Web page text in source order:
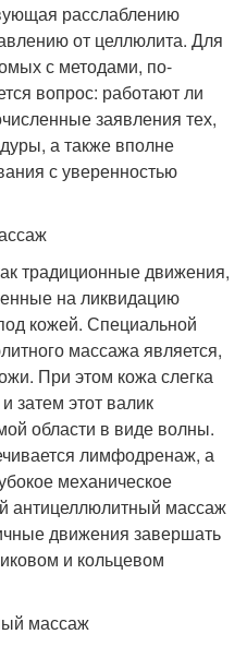
расслаблению
от целлюлита. Для
с методами, по-
вопрос: работают ли
заявления тех,
а также вполне
с уверенностью
традиционные движения,
на ликвидацию
кожей. Специальной
массажа является,
При этом кожа слегка
затем этот валик
области в виде волны.
лимфодренаж, а
механическое
антицеллюлитный массаж
движения завершать
и кольцевом
массаж